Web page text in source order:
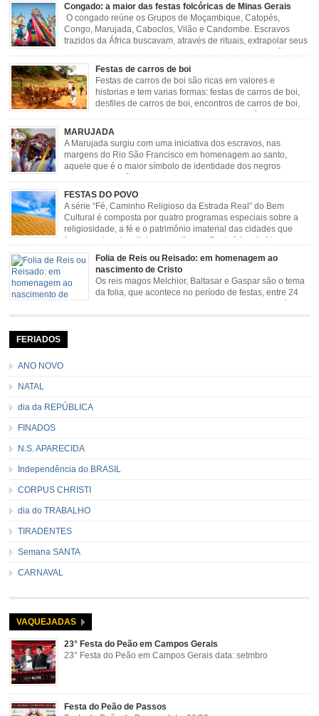
Congado: a maior das festas folcóricas de Minas Gerais
O congado reúne os Grupos de Moçambique, Catopés,
Congo, Marujada, Caboclos, Vilão e Candombe. Escravos
trazidos da África buscavam, através de rituais, extrapolar seus
sentimentos e culto a sua fé. O Congado nasceu da fusão
destes ritos com a religião católica, imposta aos negros pela Igreja, surgindo
novas histórias que envolviam, sobretudo, Nossa Senhora do […]
Festas de carros de boi
Festas de carros de boi são ricas em valores e
historias e tem varias formas: festas de carros de boi,
desfiles de carros de boi, encontros de carros de boi,
de boi, carreteada, carreiros, candeeiros, boiadas, carapinas, artesãos,
exposição agropecuária, ou seja é um ponto forte […]
MARUJADA
A Marujada surgiu com uma iniciativa dos escravos, nas
margens do Rio São Francisco em homenagem ao santo,
aquele que é o maior símbolo de identidade dos negros
sendo milagroso e grande protetor de suas causas. o ponto alto da festa de
São Benedito é a Marujada. […]
FESTAS DO POVO
A série “Fé, Caminho Religioso da Estrada Real” do Bem
Cultural é composta por quatro programas especiais sobre a
religiosidade, a fé e o patrimônio imaterial das cidades que
fazem parte rota religiosa que liga os Santuários de Nossa
Senhora da Piedade (MG) e Nossa Senhora da Conceição Aparecida (SP)
pela Estrada Real. Quarto episódio […]
Folia de Reis ou Reisado: em homenagem ao
nascimento de Cristo
Os reis magos Melchior, Baltasar e Gaspar são o tema
da folia, que acontece no período de festas, entre 24
de dezembro e 06 de janeiro. Durante a festa, o líder e
seu contramestre lideram a música e o canto do grupo, passando pela
FERIADOS
ANO NOVO
NATAL
dia da REPÚBLICA
FINADOS
N.S. APARECIDA
Independência do BRASIL
CORPUS CHRISTI
dia do TRABALHO
TIRADENTES
Semana SANTA
CARNAVAL
VAQUEJADAS
23° Festa do Peão em Campos Gerais
23° Festa do Peão em Campos Gerais data: setmbro
Festa do Peão de Passos